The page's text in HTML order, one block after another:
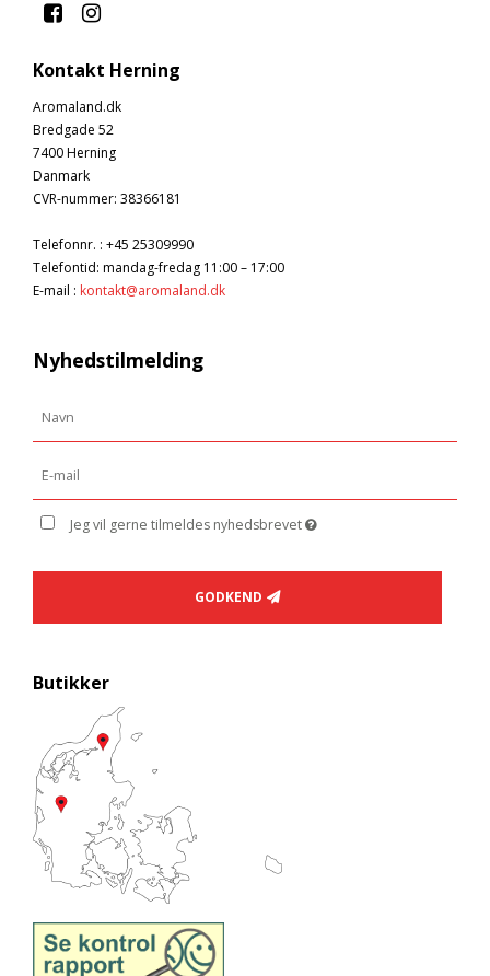
Kontakt Herning
Aromaland.dk
Bredgade 52
7400 Herning
Danmark
CVR-nummer: 38366181
Telefonnr. : +45 25309990
Telefontid: mandag-fredag 11:00 – 17:00
E-mail : kontakt@aromaland.dk
Nyhedstilmelding
Jeg vil gerne tilmeldes nyhedsbrevet
GODKEND
Butikker